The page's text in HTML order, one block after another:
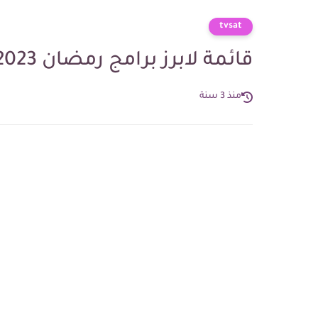
tvsat
قائمة لابرز برامج رمضان 2023 على القنوات المغربية
منذ 3 سنة